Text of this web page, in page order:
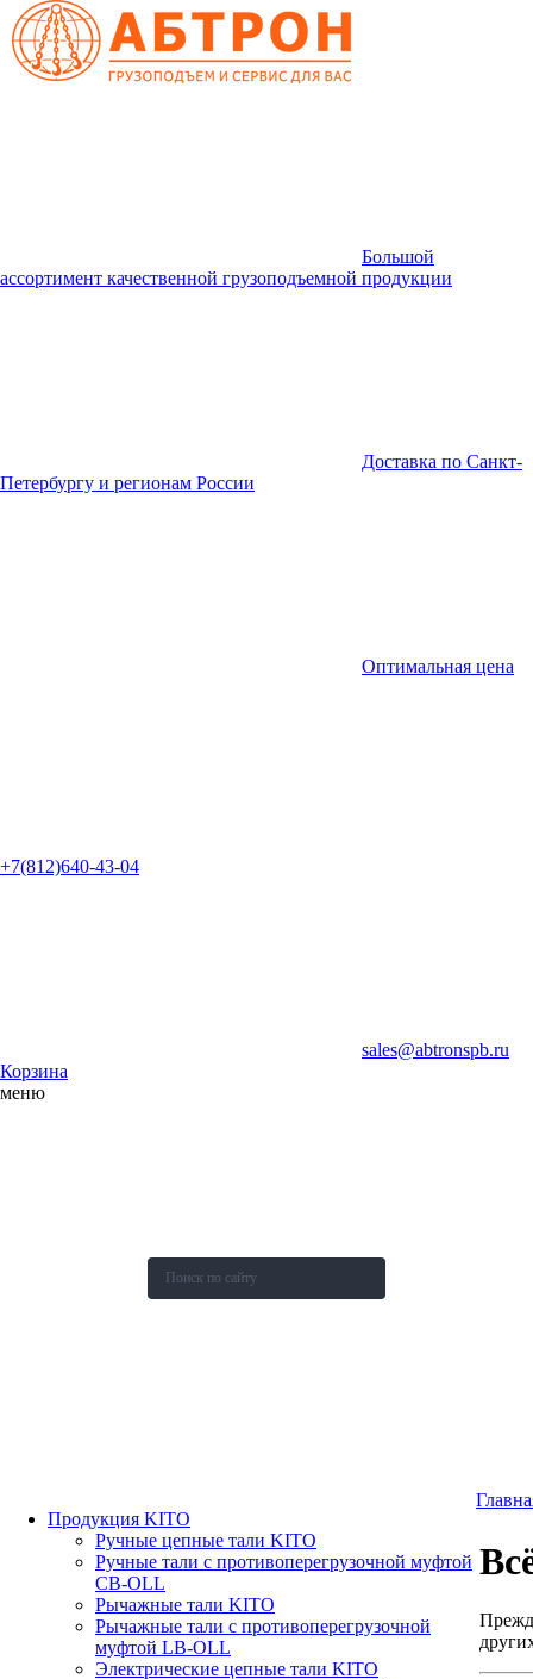
Большой
ассортимент качественной грузоподъемной продукции
Доставка по Санкт-
Петербургу и регионам России
Оптимальная цена
+7(812)640-43-04
sales@abtronspb.ru
Корзина
меню
Продукция KITO
Ручные цепные тали KITO
Ручные тали с противоперегрузочной муфтой
СВ-OLL
Рычажные тали KITO
Рычажные тали с противоперегрузочной
муфтой LB-OLL
Электрические цепные тали KITO